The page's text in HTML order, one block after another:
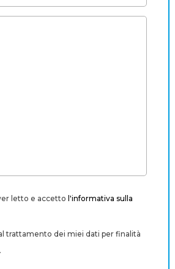
letto e accetto l'informativa sulla
trattamento dei miei dati per finalità